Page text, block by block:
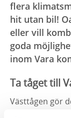
flera
hit utan bil!
eller vill
goda
inom Vara
Ta tåget till
Västtågen gör